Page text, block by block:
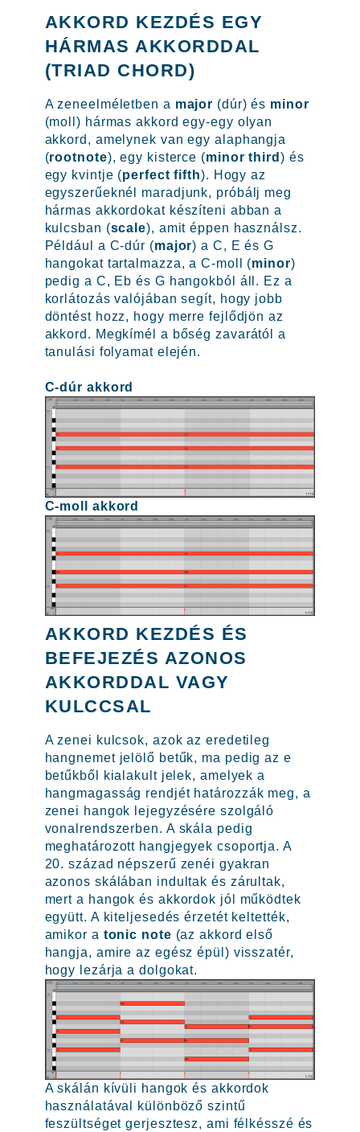
AKKORD KEZDÉS EGY
HÁRMAS AKKORDDAL
(TRIAD CHORD)
A zeneelméletben a major (dúr) és minor
(moll) hármas akkord egy-egy olyan
akkord, amelynek van egy alaphangja
(rootnote), egy kisterce (minor third ) és
egy kvintje (perfect fifth). Hogy az
egyszerűeknél maradjunk, próbálj meg
hármas akkordokat készíteni abban a
kulcsban (scale), amit éppen használsz.
Például a C-dúr (major) a C, E és G
hangokat tartalmazza, a C-moll (minor)
pedig a C, Eb és G hangokból áll. Ez a
korlátozás valójában segít, hogy jobb
döntést hozz, hogy merre fejlődjön az
akkord. Megkímél a bőség zavarától a
tanulási folyamat elején.
C-dúr akkord
C-moll akkord
AKKORD KEZDÉS ÉS
BEFEJEZÉS AZONOS
AKKORDDAL VAGY
KULCCSAL
A zenei kulcsok, azok az eredetileg
hangnemet jelölő betűk, ma pedig az e
betűkből kialakult jelek, amelyek a
hangmagasság rendjét határozzák meg, a
zenei hangok lejegyzésére szolgáló
vonalrendszerben. A skála pedig
meghatározott hangjegyek csoportja. A
20. század népszerű zenéi gyakran
azonos skálában indultak és zárultak,
mert a hangok és akkordok jól működtek
együtt. A kiteljesedés érzetét keltették,
amikor a tonic note (az akkord első
hangja, amire az egész épül) visszatér,
hogy lezárja a dolgokat.
A skálán kívüli hangok és akkordok
használatával különböző szintű
feszültséget gerjesztesz, ami félkésszé és